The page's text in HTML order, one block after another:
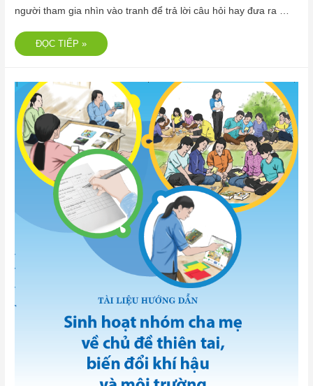
người tham gia nhìn vào tranh để trả lời câu hỏi hay đưa ra …
ĐỌC TIẾP »